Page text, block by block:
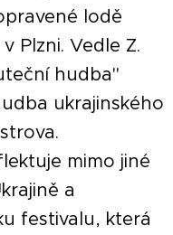
lodě
Plzni. Vedle Z.
hudba"
ukrajinského
mimo jiné
a
festivalu, která